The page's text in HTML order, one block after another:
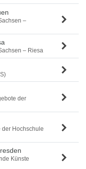
–
– Riesa
der
der Hochschule
Künste